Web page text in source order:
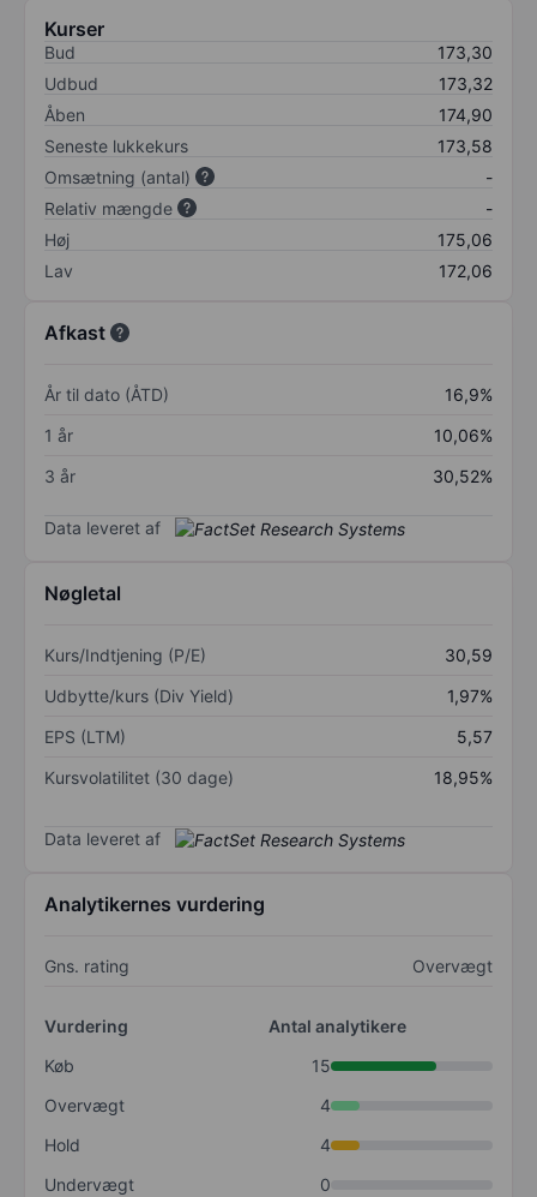
Kurser
Bud
173,30
Udbud
173,32
Åben
174,90
Seneste lukkekurs
173,58
Omsætning (antal)
-
Relativ mængde
-
Høj
175,06
Lav
172,06
Afkast
År til dato (ÅTD)
16,9%
1 år
10,06%
3 år
30,52%
Data leveret af
Nøgletal
Kurs/Indtjening (P/E)
30,59
Udbytte/kurs (Div Yield)
1,97%
EPS (LTM)
5,57
Kursvolatilitet (30 dage)
18,95%
Data leveret af
Analytikernes vurdering
Gns. rating Overvægt
Vurdering
Antal analytikere
Køb
15
Overvægt
4
Hold
4
Undervægt
0